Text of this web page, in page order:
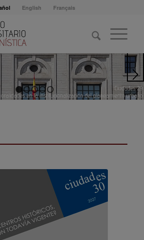
English Français
1 2 3 4 5
abierta hasta
de septiembre de
2026